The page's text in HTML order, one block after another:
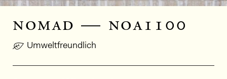
nomad — noa1100
Umweltfreundlich